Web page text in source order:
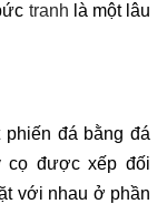
tranh là một lâu
đá bằng đá
cọ được xếp đối
với nhau ở phần